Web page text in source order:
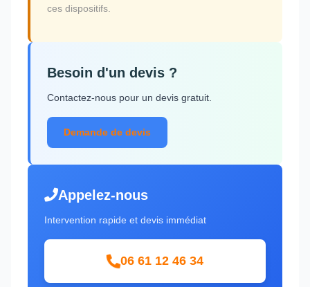
ces dispositifs.
Besoin d'un devis ?
Contactez-nous pour un devis gratuit.
Demande de devis
Appelez-nous
Intervention rapide et devis immédiat
06 61 12 46 34